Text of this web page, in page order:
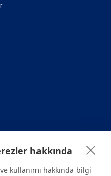
hakkında
kullanımı hakkında bilgi